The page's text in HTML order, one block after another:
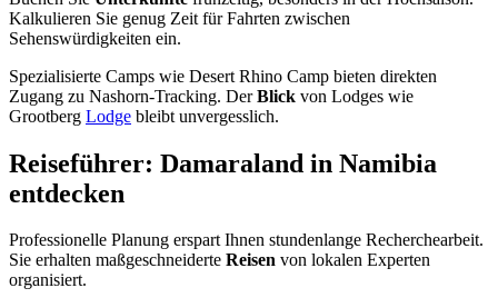
Kalkulieren Sie genug Zeit für Fahrten zwischen
Sehenswürdigkeiten ein.
Spezialisierte Camps wie Desert Rhino Camp bieten direkten
Zugang zu Nashorn-Tracking. DerBlick von Lodges wie
Grootberg Lodge bleibt unvergesslich.
Reiseführer: Damaraland in Namibia
entdecken
Professionelle Planung erspart Ihnen stundenlange Recherchearbeit.
Sie erhalten maßgeschneiderte Reisen von lokalen Experten
organisiert.